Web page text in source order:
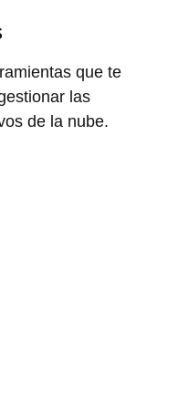
que te
las
de la nube.